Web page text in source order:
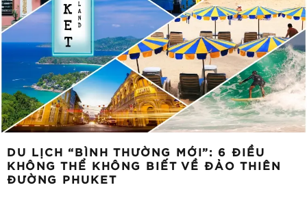
DU LỊCH “BÌNH THƯỜNG MỚI”: 6 ĐIỀU
KHÔNG THỂ KHÔNG BIẾT VỀ ĐẢO THIÊN
ĐƯỜNG PHUKET